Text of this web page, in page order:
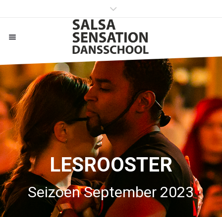
LESROOSTER
Seizoen September 2023